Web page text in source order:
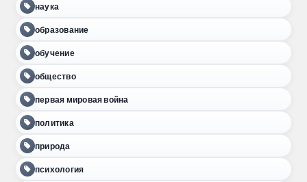
наука
образование
обучение
общество
первая мировая война
политика
природа
психология